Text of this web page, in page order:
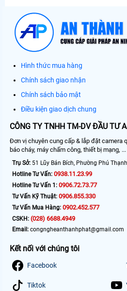
Hình thức mua hàng
Chính sách giao nhận
Chính sách bảo mật
Điều kiện giao dịch chung
CÔNG TY TNHH TM-DV ĐẦU TƯ
Đơn vị chuyên cung cấp & lắp đặt camera
báo cháy, máy chấm công, thiết bị mạng, ...
Trụ Sở: 51 Lũy Bán Bích, Phường Phú
Hotline Tư Vấn: 0938.11.23.99
Hotline Tư Vấn 1: 0906.72.73.77
Tư Vấn Kỹ Thuật: 0906.855.330
Tư Vấn Mua Hàng: 0902.452.577
CSKH: (028) 6688.4949
Email: congngheanthanhphat@gmail.com
Kết nối với chúng tôi
Facebook
Tiktok